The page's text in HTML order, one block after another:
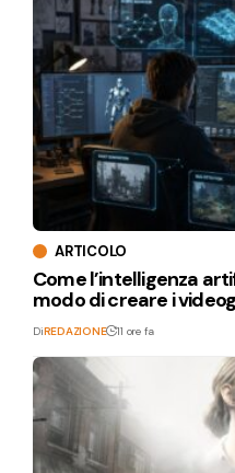
ARTICOLO
Come l’intelligenza
modo di creare i
DiREDAZIONE 11 ore fa